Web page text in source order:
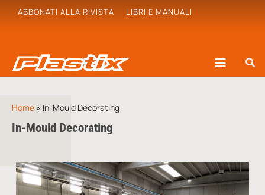
ABBONATI ALLA RIVISTA LIBRI E MANUALI
Home » In-Mould Decorating
In-Mould Decorating